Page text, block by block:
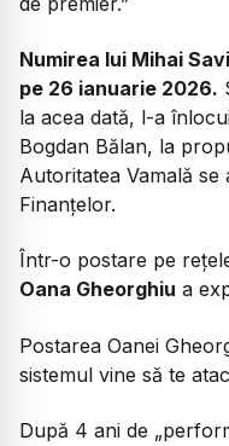
Numirea lui Mihai
pe 26 ianuarie 2026.
la acea dată, l-a
Bogdan Bălan, la
Autoritatea Vamală
Finanțelor.
Într-o postare pe
Oana Gheorghiu a
Postarea Oanei
sistemul vine să te
După 4 ani de